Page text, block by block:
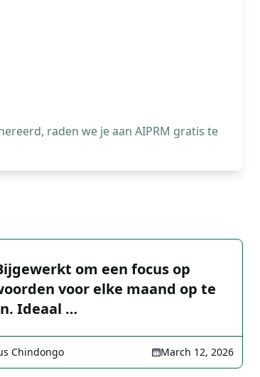
raden we je aan AIPRM gratis te
om een focus op
voor elke maand op te
Ideaal …
Chindongo March 12, 2026